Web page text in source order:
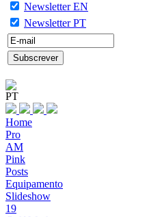
Newsletter EN
Newsletter PT
PT
Home
Pro
AM
Pink
Posts
Equipamento
Slideshow
19